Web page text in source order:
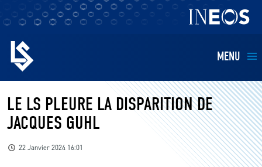
MENU
EQUIPES
BILLETTERIE
LE LS PLEURE LA DISPARITION DE
JACQUES GUHL
22 Janvier 2024 16:01